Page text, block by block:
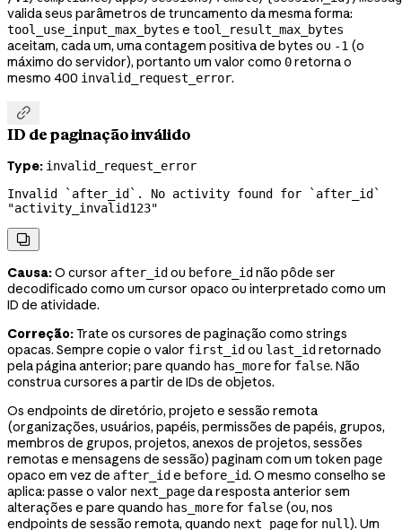
valida seus parâmetros de truncamento da mesma forma:
tool_use_input_max_bytes e tool_result_max_bytes
aceitam, cada um, uma contagem positiva de bytes ou -1 (o
máximo do servidor), portanto um valor como 0retorna o
mesmo 400 invalid_request_error.

ID de paginação inválido
Type: invalid_request_error
Invalid `after_id`. No activity found for `after_id`
"activity_invalid123"

Causa:O cursor after_id ou before_id não pôde ser
decodificado como um cursor opaco ou interpretado como um
ID de atividade.
Correção:Trate os cursores de paginação como strings
opacas. Sempre copie o valor first_id ou last_id retornado
pela página anterior; pare quando has_morefor false. Não
construa cursores a partir de IDs de objetos.
Os endpoints de diretório, projeto e sessão remota
(organizações, usuários, papéis, permissões de papéis, grupos,
membros de grupos, projetos, anexos de projetos, sessões
remotas e mensagens de sessão) paginam com um token page
opaco em vez de after_id e before_id. O mesmo conselho se
aplica: passe o valor next_pageda resposta anterior sem
alterações e pare quando has_morefor false (ou, nos
endpoints de sessão remota, quando next_pagefor null). Um